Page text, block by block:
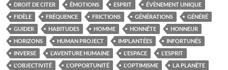
DROIT DE CITER
ÉMOTIONS ESPRIT
ÉVÈNEMENT UNIQUE
FIDÈLE
FRÉQUENCE FRICTIONS GÉNÉRATIONS
GÉNÉRÉ
GUIDER
HABITUDES HOMME HONNÊTE
HONNEUR
HORIZONS
HUMAN PROJECT IMPLANTÉES
INFORTUNÉS
INVERSE
L'AVENTURE HUMAINE L'ESPACE
L'ESPRIT
L'OBJECTIVITÉ
L'OPPORTUNITÉ L'OPTIMISME
LA PLANÈTE